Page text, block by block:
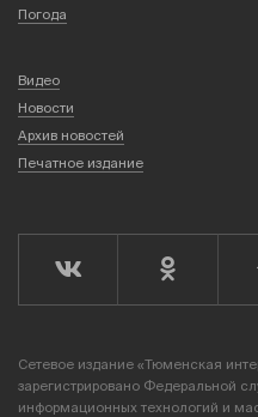
Погода
Видео
Новости
Архив новостей
Печатное издание
Сетевое издание «Тюменская
зарегистрировано Федеральной
информационных технологий и